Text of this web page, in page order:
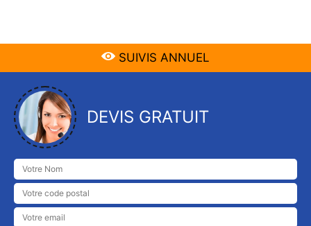
SUIVIS ANNUEL
DEVIS GRATUIT